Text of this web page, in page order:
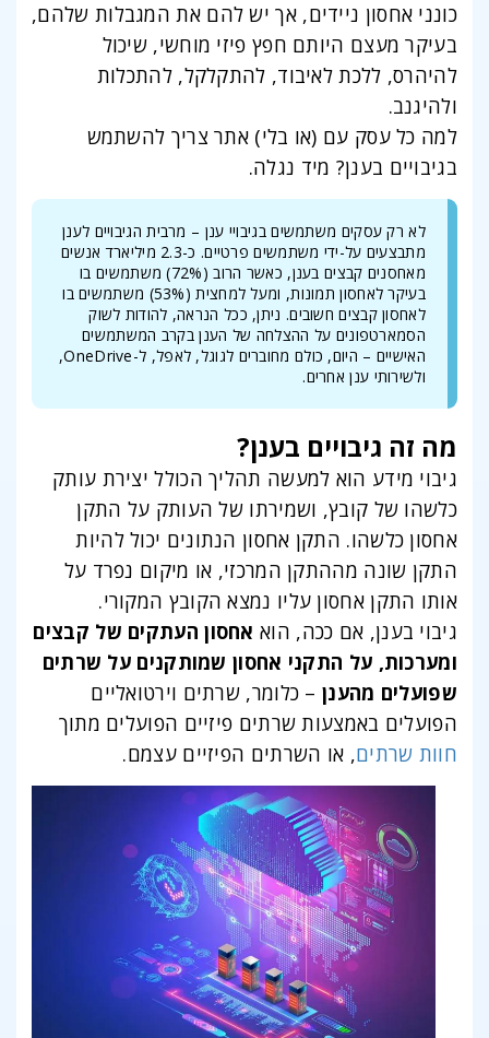
כונני אחסון ניידים, אך יש להם את המגבלות שלהם,
בעיקר מעצם היותם חפץ פיזי מוחשי, שיכול
להיהרס, ללכת לאיבוד, להתקלקל, להתכלות
ולהיגנב.
למה כל עסק עם (או בלי) אתר צריך להשתמש
בגיבויים בענן? מיד נגלה.
לא רק עסקים משתמשים בגיבויי ענן – מרבית הגיבויים לענן
מתבצעים על-ידי משתמשים פרטיים. כ-2.3 מיליארד אנשים
מאחסנים קבצים בענן, כאשר הרוב (72%) משתמשים בו
בעיקר לאחסון תמונות, ומעל למחצית (53%) משתמשים בו
לאחסון קבצים חשובים. ניתן, ככל הנראה, להודות לשוק
הסמארטפונים על ההצלחה של הענן בקרב המשתמשים
האישיים – היום, כולם מחוברים לגוגל, לאפל, ל-OneDrive,
ולשירותי ענן אחרים.
מה זה גיבויים בענן?
גיבוי מידע הוא למעשה תהליך הכולל יצירת עותק
כלשהו של קובץ, ושמירתו של העותק על התקן
אחסון כלשהו. התקן אחסון הנתונים יכול להיות
התקן שונה מההתקן המרכזי, או מיקום נפרד על
אותו התקן אחסון עליו נמצא הקובץ המקורי.
גיבוי בענן, אם ככה, הוא אחסון העתקים של קבצים
ומערכות, על התקני אחסון שמותקנים על שרתים
שפועלים מהענן– כלומר, שרתים וירטואליים
הפועלים באמצעות שרתים פיזיים הפועלים מתוך
חוות שרתים, או השרתים הפיזיים עצמם.